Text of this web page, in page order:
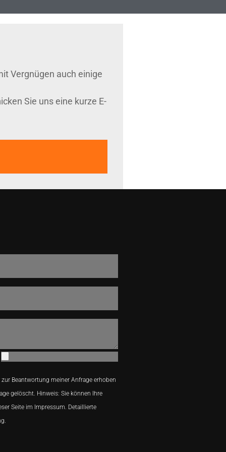
Vergnügen auch einige
Sie uns eine kurze E-
Beantwortung meiner Anfrage erhoben
gelöscht. Hinweis: Sie können Ihre
Seite im Impressum. Detaillierte